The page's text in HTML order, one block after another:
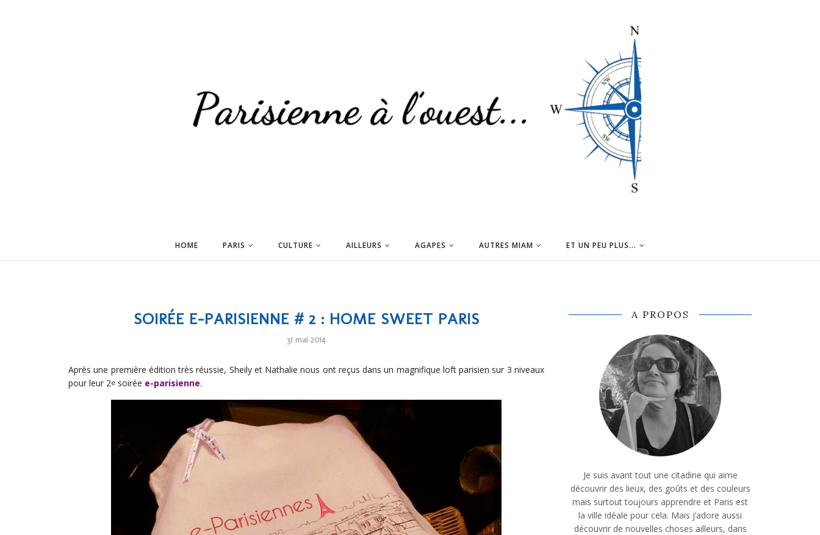
HOME PARIS CULTURE AILLEURS AGAPES AUTRES MIAM ET UN PEU PLUS...
SOIRÉE E-PARISIENNE # 2 : HOME SWEET PARIS
31 mai 2014
Après une première édition très réussie, Sheily et Nathalie nous ont reçus dans un magnifique loft parisien sur 3 niveaux
pour leur 2e soirée e-parisienne.
A PROPOS
Je suis avant tout une citadine qui aime
découvrir des lieux, des goûts et des couleurs
mais surtout toujours apprendre et Paris est
la ville idéale pour cela. Mais j’adore aussi
découvrir de nouvelles choses ailleurs, dans